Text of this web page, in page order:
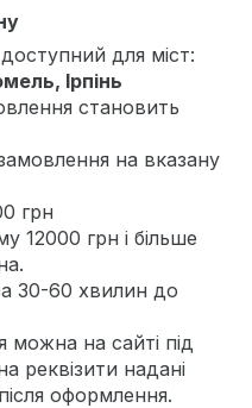
для міст:
Ірпінь
становить
на вказану
грн
12000 грн і більше
30-60 хвилин до
на сайті під
реквізити надані
оформлення.